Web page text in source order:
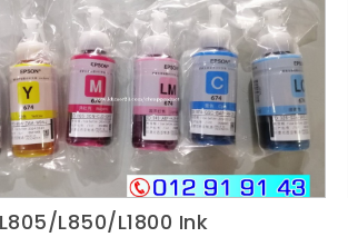
Харах
L850/L1800 Ink